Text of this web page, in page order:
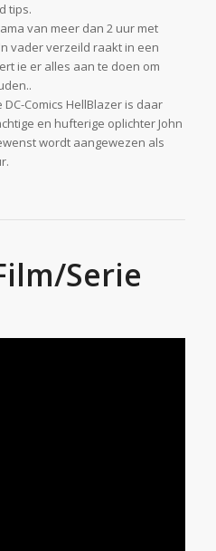
tips.
van meer dan 2 uur met
vader verzeild raakt in een
ie er alles aan te doen om
Comics HellBlazer is daar
en hufterige oplichter John
wordt aangewezen als
Serie